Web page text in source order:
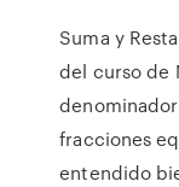
Suma y
del curso de
fracciones
entendido